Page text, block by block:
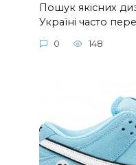
Пошук якісних
Україні часто
0 148